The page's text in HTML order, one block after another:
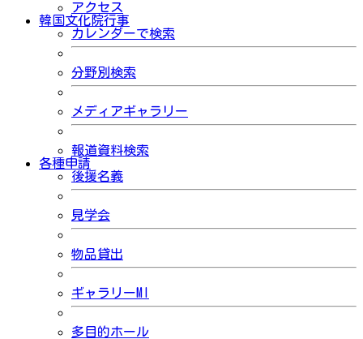
アクセス
韓国文化院行事
カレンダーで検索
分野別検索
メディアギャラリー
報道資料検索
各種申請
後援名義
見学会
物品貸出
ギャラリーMI
多目的ホール